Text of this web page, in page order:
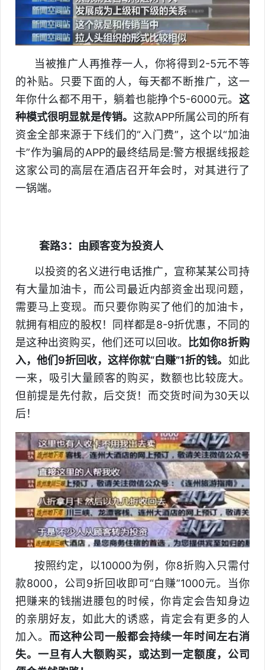
当被推广人再推荐一人，你将得到2-5元不等
的补贴。只要下面的人，每天都不断推广，这一
年你什么都不用干，躺着也能挣个5-6000元。 这
种模式很明显就是传销。 这款APP所属公司的所有
资金全部来源于下线们的“入门费”，这个以“加油
卡”作为骗局的APP的最终结局是:警方根据线报趁
这家公司的高层在酒店召开年会时，对其进行了
一锅端。
套路3：由顾客变为投资人
以投资的名义进行电话推广，宣称某某公司持
有大量加油卡，而公司最近内部资金出现问题，
需要马上变现。而只要你购买了他们的加油卡，
就拥有相应的股权！同样都是8-9折优惠，不同的
是这种出资购买，他们还可以回收。
比如你8折购
入，他们9折回收，这样你就“白赚”1折的钱。 如此
一来，吸引大量顾客的购买，数额也比较庞大。
但前提是先付款，后交货！而交货时间为30天以
后！
按照约定，以10000为例，你8折购入只需付
款8000，公司9折回收即可“白赚”1000元。当你
把赚来的钱揣进腰包的时候，你肯定会告知身边
的亲朋好友，如此大的诱惑，肯定会有更多的人
加入。 而这种公司一般都会持续一年时间左右消
失。一旦有人大额购买，或达到一定额度，公司